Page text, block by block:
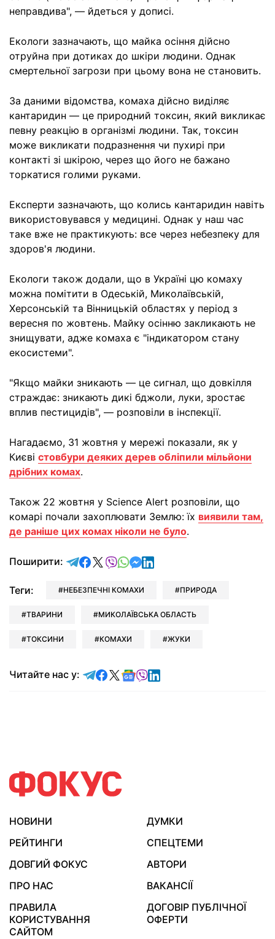
неправдива", — йдеться у дописі.
Екологи зазначають, що майка осіння дійсно
отруйна при дотиках до шкіри людини. Однак
смертельної загрози при цьому вона не становить.
За даними відомства, комаха дійсно виділяє
кантаридин — це природний токсин, який викликає
певну реакцію в організмі людини. Так, токсин
може викликати подразнення чи пухирі при
контакті зі шкірою, через що його не бажано
торкатися голими руками.
Експерти зазначають, що колись кантаридин навіть
використовувався у медицині. Однак у наш час
таке вже не практикують: все через небезпеку для
здоров'я людини.
Екологи також додали, що в Україні цю комаху
можна помітити в Одеській, Миколаївській,
Херсонській та Вінницькій областях у період з
вересня по жовтень. Майку осінню закликають не
знищувати, адже комаха є "індикатором стану
екосистеми".
"Якщо майки зникають — це сигнал, що довкілля
страждає: зникають дикі бджоли, луки, зростає
вплив пестицидів", — розповіли в інспекції.
Нагадаємо, 31 жовтня у мережі показали, як у
Києві стовбури деяких дерев обліпили мільйони
дрібних комах.
Також 22 жовтня у Science Alert розповіли, що
комарі почали захоплювати Землю: їх виявили там,
де раніше цих комах ніколи не було.
Поширити: відправити у Telegram
поділитись у Facebook
поділитись у X
відправити у Viber
відправити у Whatsapp
відправити у Messenger
відправити у LinkedIn
Теги: НЕБЕЗПЕЧНІ КОМАХИ ПРИРОДА
ТВАРИНИ МИКОЛАЇВСЬКА ОБЛАСТЬ
ТОКСИНИ КОМАХИ ЖУКИ
Читайте нас у: Читайте у Telegram
Читайте у Facebook
Читайте у X
Читайте у Google news
Читайте у Viber
Читайте у LinkedIn
НОВИНИ
ДУМКИ
РЕЙТИНГИ
СПЕЦТЕМИ
ДОВГИЙ ФОКУС
АВТОРИ
ПРО НАС
ВАКАНСІЇ
ПРАВИЛА
КОРИСТУВАННЯ
САЙТОМ
ДОГОВІР ПУБЛІЧНОЇ
ОФЕРТИ